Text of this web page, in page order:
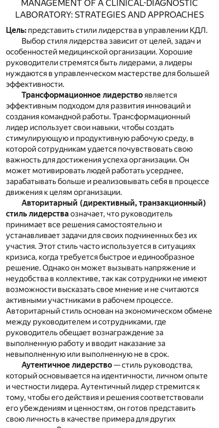
MANAGEMENT OF A CLINICAL-DIAGNOSTIC
LABORATORY: STRATEGIES AND APPROACHES
Цель: представить стили лидерства в управлении КДЛ.
Выбор стиля лидерства зависит от целей, задач и
особенностей медицинской организации. Хорошие
руководители стремятся быть лидерами, а лидеры
нуждаются в управленческом мастерстве для большей
эффективности.
Трансформационное лидерствоявляется
эффективным подходом для развития инноваций и
создания командной работы. Трансформационный
лидер использует свои навыки, чтобы создать
стимулирующую и продуктивную рабочую среду, в
которой сотрудникам удается почувствовать свою
важность для достижения успеха организации. Он
может мотивировать людей работать усерднее,
зарабатывать больше и реализовывать себя в процессе
движения к целям организации.
Авторитарный (директивный, транзакционный)
стиль лидерства означает, что руководитель
принимает все решения самостоятельно и
устанавливает задачи для своих подчиненных без их
участия. Этот стиль часто используется в ситуациях
кризиса, когда требуется быстрое и единообразное
решение. Однако он может вызывать напряжение и
неудобства в коллективе, так как сотрудники не имеют
возможности высказать свое мнение и не считаются
активными участниками в рабочем процессе.
Авторитарный стиль основан на экономическом обмене
между руководителем и сотрудниками, где
руководитель обещает вознаграждение за
выполненную работу и вводит наказание за
невыполненную или выполненную не в срок.
Аутентичное лидерство — стиль руководства,
который основывается на идентичности, личном опыте
и честности лидера. Аутентичный лидер стремится к
тому, чтобы его действия и решения соответствовали
его убеждениям и ценностям, он готов представить
свою личность в качестве примера для других